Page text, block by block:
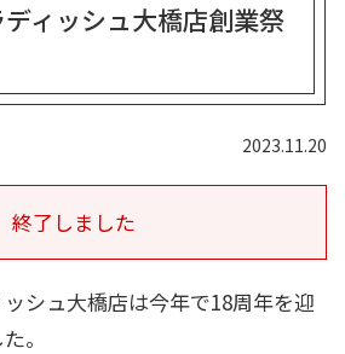
ィッシュ大橋店創業祭
2023.11.20
終了しました
シュ大橋店は今年で18周年を迎
。